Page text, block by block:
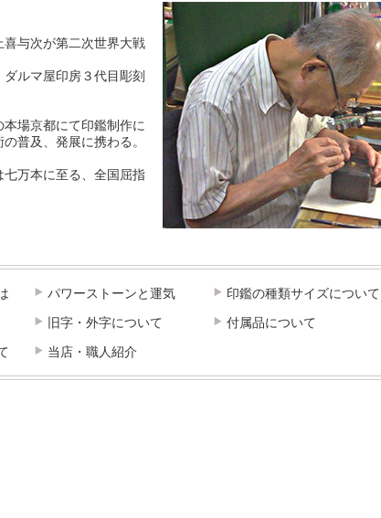
与次が第二次世界大戦
ルマ屋印房３代目彫刻
場京都にて印鑑制作に
普及、発展に携わる。
万本に至る、全国屈指
パワーストーンと運気
印鑑の種類サイズについて
旧字・外字について
付属品について
当店・職人紹介